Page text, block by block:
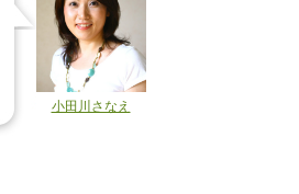
小田川さなえ